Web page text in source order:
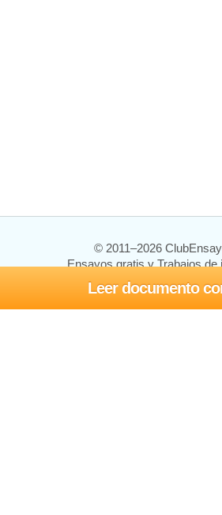
Leer documento
© 2011–2026
Ensayos gratis y Trabajos de